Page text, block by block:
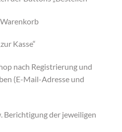
Kasse“
nach Registrierung und
(E-Mail-Adresse und
Berichtigung der jeweiligen